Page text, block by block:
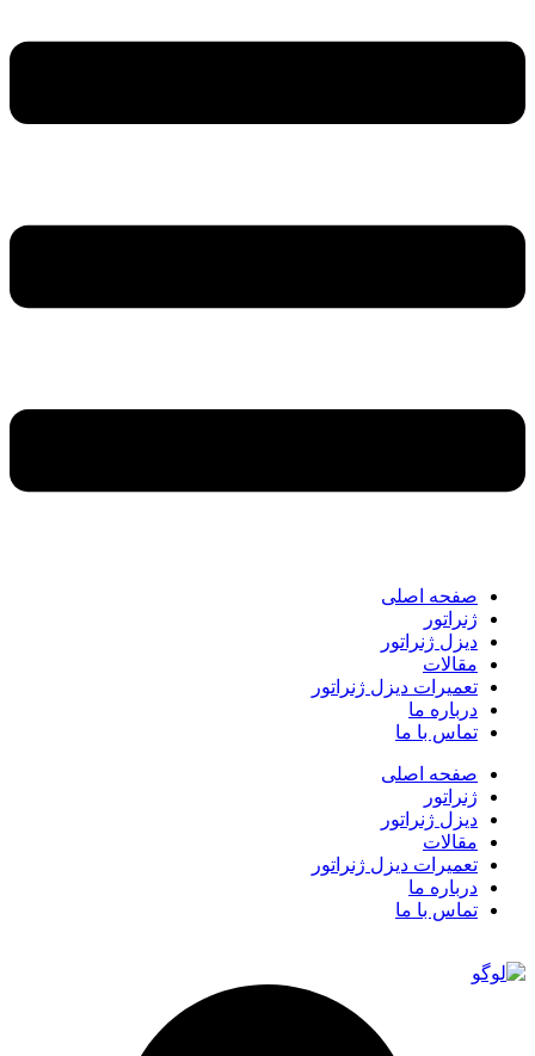
صفحه اصلی
ژنراتور
دیزل ژنراتور
مقالات
تعمیرات دیزل ژنراتور
درباره ما
تماس با ما
صفحه اصلی
ژنراتور
دیزل ژنراتور
مقالات
تعمیرات دیزل ژنراتور
درباره ما
تماس با ما